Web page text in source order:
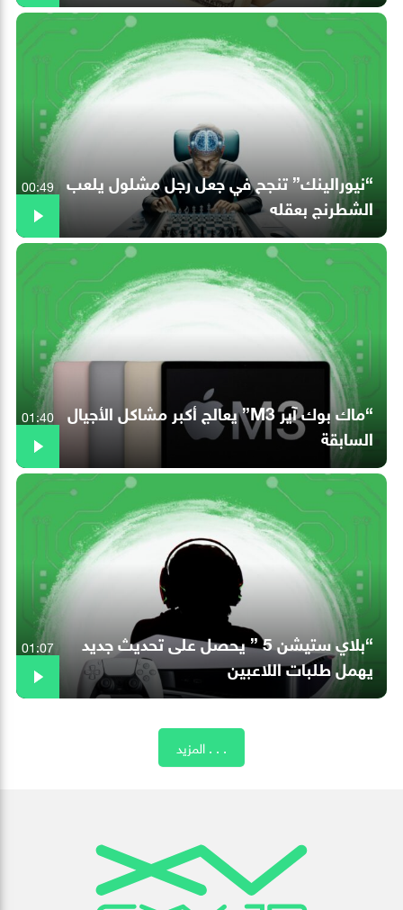
“نيورالينك” تنجح في جعل رجل مشلول يلعب
الشطرنج بعقله
00:49
“ماك بوك آير M3” يعالج أكبر مشاكل الأجيال
السابقة
01:40
“بلاي ستيشن 5 ” يحصل على تحديث جديد
يهمل طلبات اللاعبين
01:07
المزيد . . .